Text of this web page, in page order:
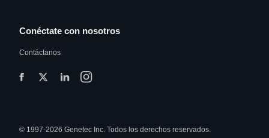
Conéctate con nosotros
Contáctanos
© 1997-2026 Genetec Inc. Todos los derechos reservados.